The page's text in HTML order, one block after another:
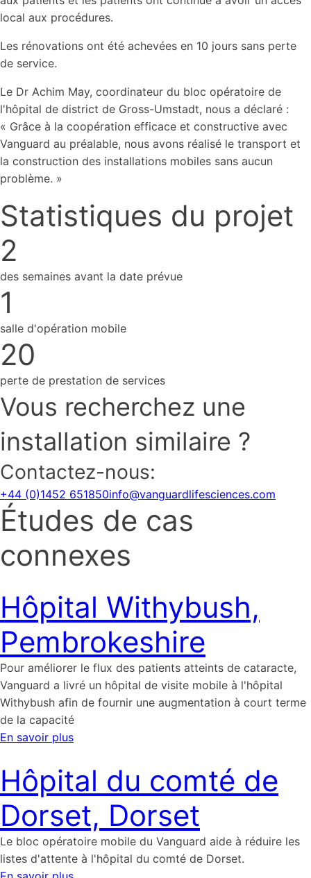
local aux procédures.
Les rénovations ont été achevées en 10 jours sans perte
de service.
Le Dr Achim May, coordinateur du bloc opératoire de
l'hôpital de district de Gross-Umstadt, nous a déclaré :
« Grâce à la coopération efficace et constructive avec
Vanguard au préalable, nous avons réalisé le transport et
la construction des installations mobiles sans aucun
problème. »
Statistiques du projet
2
des semaines avant la date prévue
1
salle d'opération mobile
20
perte de prestation de services
Vous recherchez une
installation similaire ?
Contactez-nous:
+44 (0)1452 651850info@vanguardlifesciences.com
Études de cas
connexes
Hôpital Withybush,
Pembrokeshire
Pour améliorer le flux des patients atteints de cataracte,
Vanguard a livré un hôpital de visite mobile à l'hôpital
Withybush afin de fournir une augmentation à court terme
de la capacité
En savoir plus
Hôpital du comté de
Dorset, Dorset
Le bloc opératoire mobile du Vanguard aide à réduire les
listes d'attente à l'hôpital du comté de Dorset.